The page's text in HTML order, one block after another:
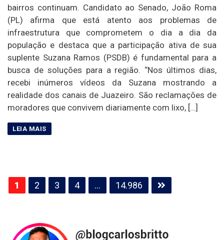
bairros continuam. Candidato ao Senado, João Roma
(PL) afirma que está atento aos problemas de
infraestrutura que comprometem o dia a dia da
população e destaca que a participação ativa de sua
suplente Suzana Ramos (PSDB) é fundamental para a
busca de soluções para a região. “Nos últimos dias,
recebi inúmeros vídeos da Suzana mostrando a
realidade dos canais de Juazeiro. São reclamações de
moradores que convivem diariamente com lixo, […]
Paginação
de
1 2 3 4 … 14.986